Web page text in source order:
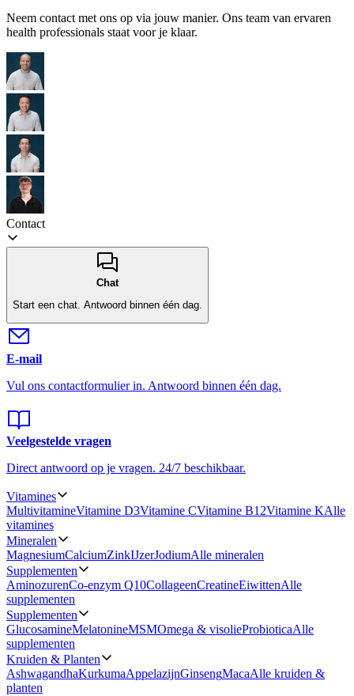
Neem contact met ons op via jouw manier. Ons team van ervaren
health professionals staat voor je klaar.
Contact
Chat
Start een chat. Antwoord binnen één dag.
E-mail
Vul ons contactformulier in. Antwoord binnen één dag.
Veelgestelde vragen
Direct antwoord op je vragen. 24/7 beschikbaar.
Vitamines
MultivitamineVitamine D3Vitamine CVitamine B12Vitamine KAlle
vitamines
Mineralen
MagnesiumCalciumZinkIJzerJodiumAlle mineralen
Supplementen
AminozurenCo-enzym Q10CollageenCreatineEiwittenAlle
supplementen
Supplementen
GlucosamineMelatonineMSMOmega & visolieProbioticaAlle
supplementen
Kruiden & Planten
AshwagandhaKurkumaAppelazijnGinsengMacaAlle kruiden &
planten